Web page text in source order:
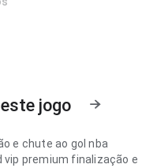
jogo
e chute ao gol nba
vip premium finalização e